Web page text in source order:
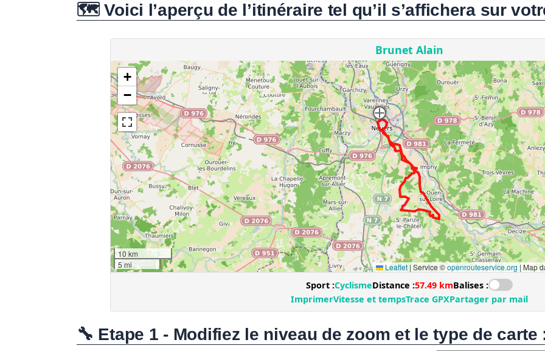
🗺️ Voici l’aperçu de l’itinéraire tel qu’il s’affichera sur
🔧 Etape 1 - Modifiez le niveau de zoom et le type de carte